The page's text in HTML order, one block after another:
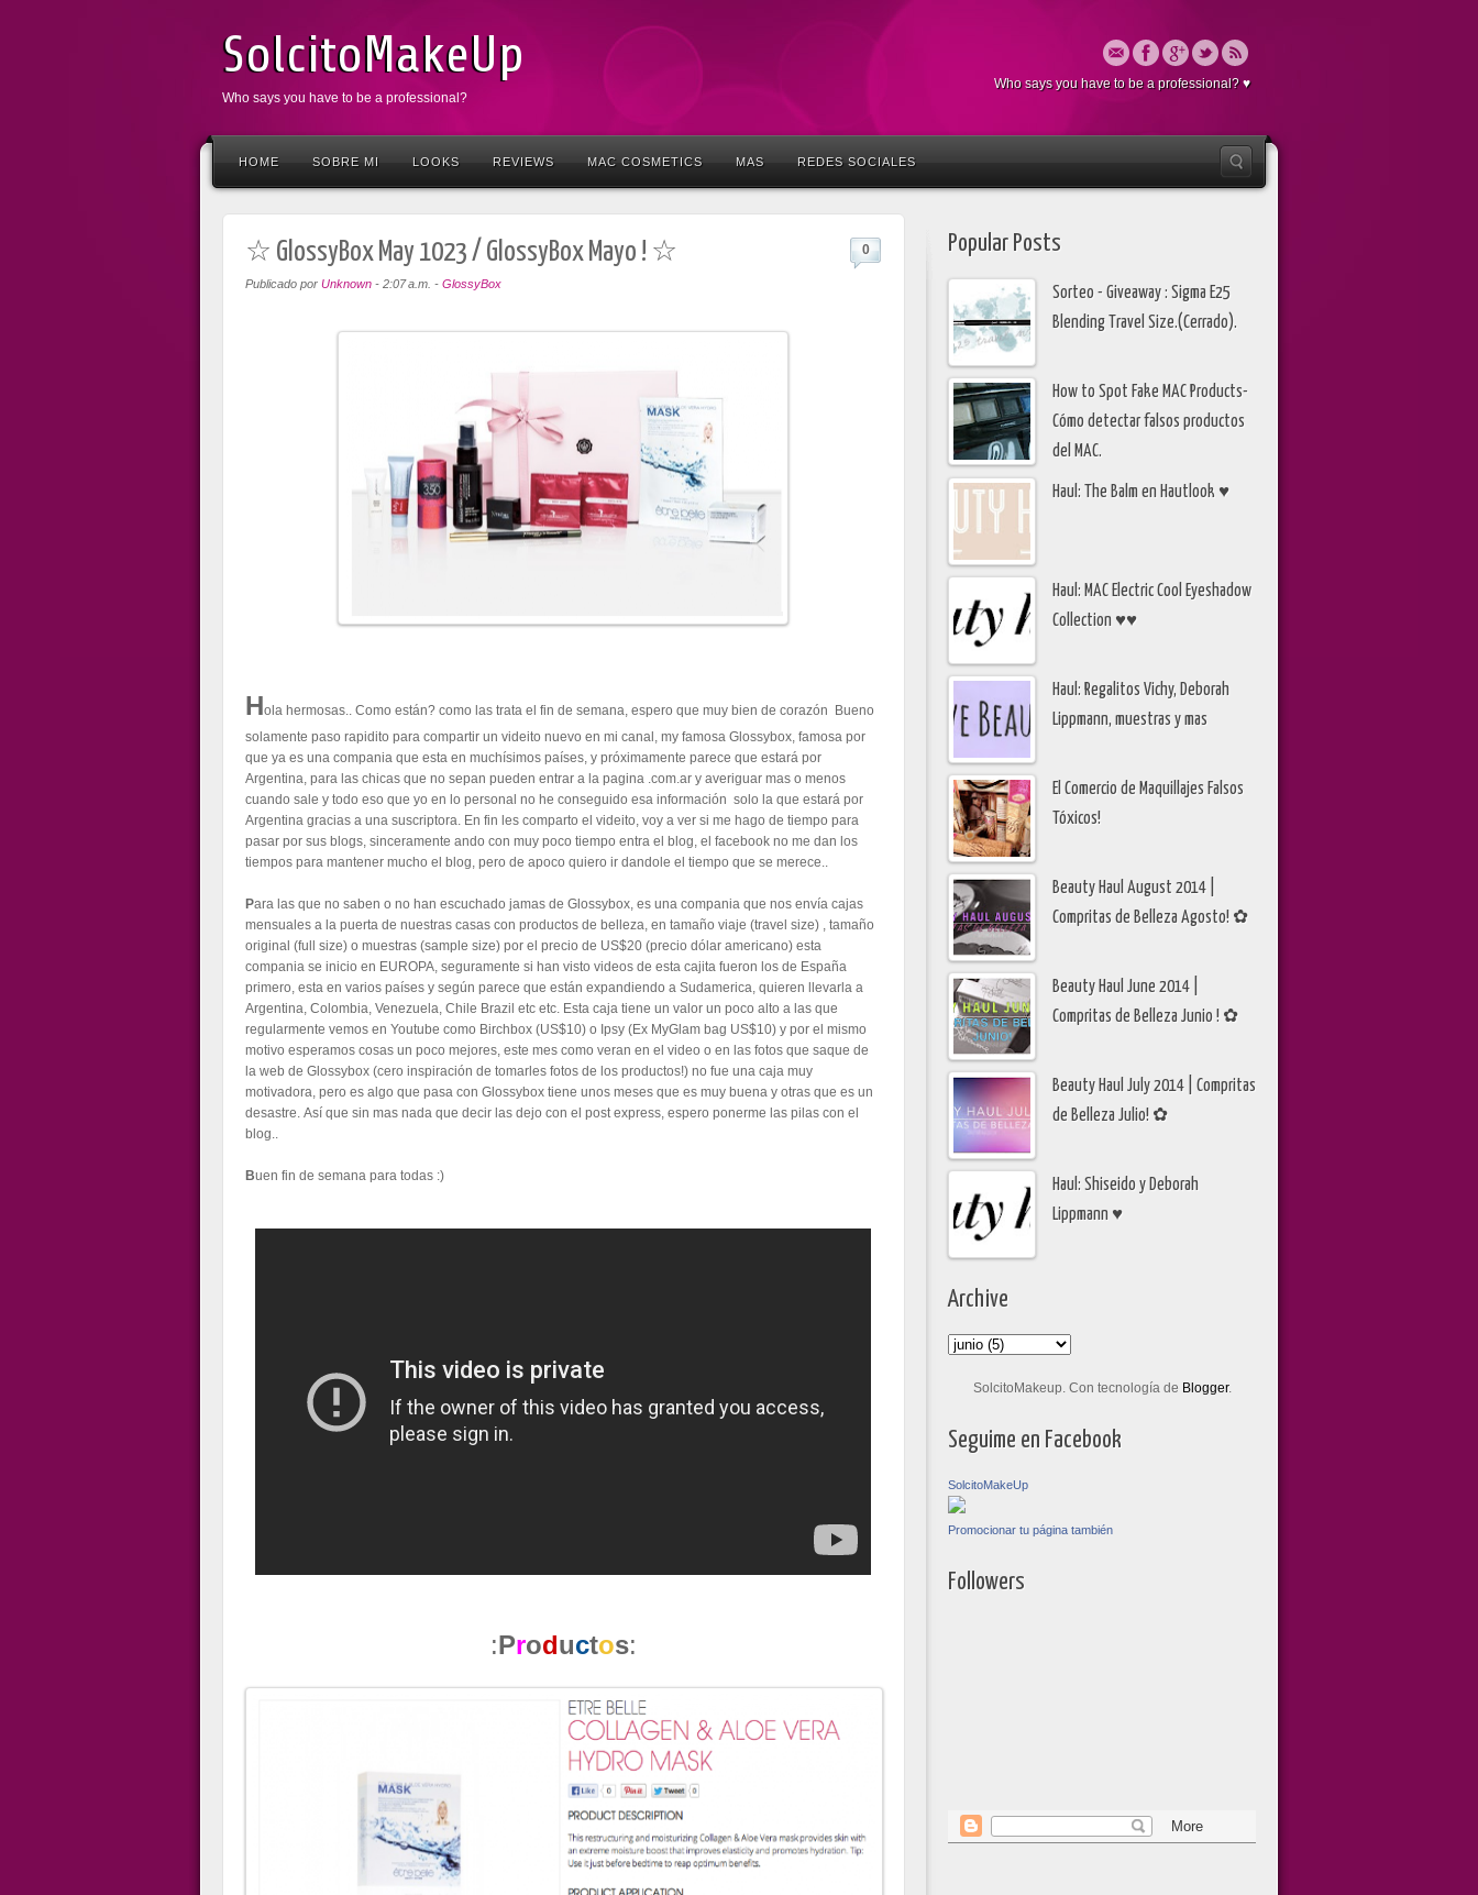
SolcitoMakeUp
Who says you have to be a professional?
Who says you have to be a professional? ♥
HOME SOBRE MI LOOKS REVIEWS MAC COSMETICS MAS REDES SOCIALES
☆ GlossyBox May 1023 / GlossyBox Mayo ! ☆
Publicado por Unknown - 2:07 a.m. - GlossyBox
0
Hola hermosas.. Como están? como las trata el fin de semana, espero que muy bien de corazón Bueno
solamente paso rapidito para compartir un videito nuevo en mi canal, my famosa Glossybox, famosa por
que ya es una compania que esta en muchísimos países, y próximamente parece que estará por
Argentina, para las chicas que no sepan pueden entrar a la pagina .com.ar y averiguar mas o menos
cuando sale y todo eso que yo en lo personal no he conseguido esa información solo la que estará por
Argentina gracias a una suscriptora. En fin les comparto el videito, voy a ver si me hago de tiempo para
pasar por sus blogs, sinceramente ando con muy poco tiempo entra el blog, el facebook no me dan los
tiempos para mantener mucho el blog, pero de apoco quiero ir dandole el tiempo que se merece..
Para las que no saben o no han escuchado jamas de Glossybox, es una compania que nos envía cajas
mensuales a la puerta de nuestras casas con productos de belleza, en tamaño viaje (travel size) , tamaño
original (full size) o muestras (sample size) por el precio de US$20 (precio dólar americano) esta
compania se inicio en EUROPA, seguramente si han visto videos de esta cajita fueron los de España
primero, esta en varios países y según parece que están expandiendo a Sudamerica, quieren llevarla a
Argentina, Colombia, Venezuela, Chile Brazil etc etc. Esta caja tiene un valor un poco alto a las que
regularmente vemos en Youtube como Birchbox (US$10) o Ipsy (Ex MyGlam bag US$10) y por el mismo
motivo esperamos cosas un poco mejores, este mes como veran en el video o en las fotos que saque de
la web de Glossybox (cero inspiración de tomarles fotos de los productos!) no fue una caja muy
motivadora, pero es algo que pasa con Glossybox tiene unos meses que es muy buena y otras que es un
desastre. Así que sin mas nada que decir las dejo con el post express, espero ponerme las pilas con el
blog..
Buen fin de semana para todas :)
:Productos:
Popular Posts
Sorteo - Giveaway : Sigma E25
Blending Travel Size.(Cerrado).
How to Spot Fake MAC Products-
Cómo detectar falsos productos
del MAC.
Haul: The Balm en Hautlook ♥
Haul: MAC Electric Cool Eyeshadow
Collection ♥♥
Haul: Regalitos Vichy, Deborah
Lippmann, muestras y mas
El Comercio de Maquillajes Falsos
Tóxicos!
Beauty Haul August 2014 |
Compritas de Belleza Agosto! ✿
Beauty Haul June 2014 |
Compritas de Belleza Junio ! ✿
Beauty Haul July 2014 | Compritas
de Belleza Julio! ✿
Haul: Shiseido y Deborah
Lippmann ♥
Archive
SolcitoMakeup. Con tecnología de Blogger.
Seguime en Facebook
SolcitoMakeUp
Promocionar tu página también
Followers